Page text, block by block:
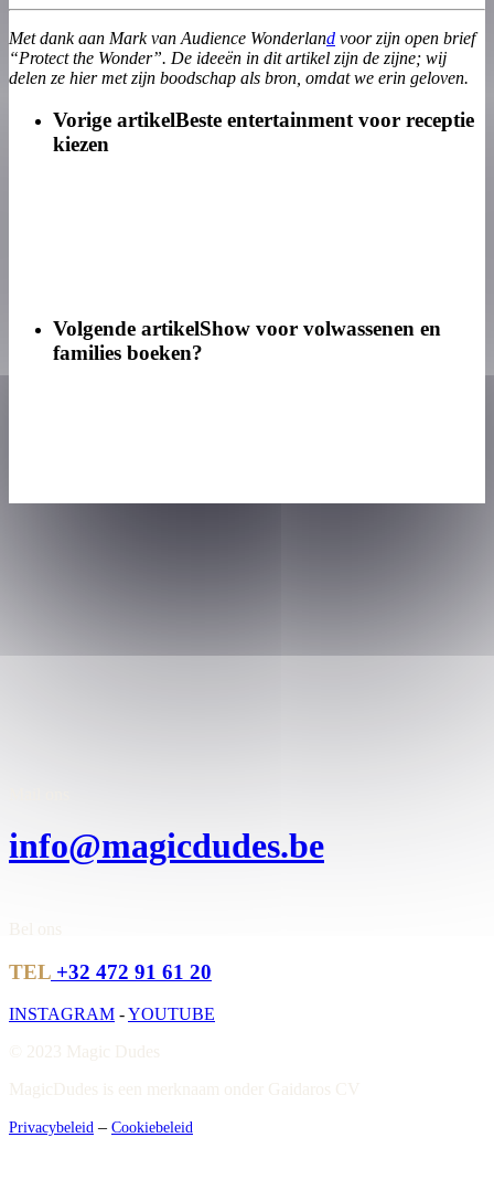
Met dank aan Mark van Audience Wonderland voor zijn open brief
“Protect the Wonder”. De ideeën in dit artikel zijn de zijne; wij
delen ze hier met zijn boodschap als bron, omdat we erin geloven.
Vorige artikelBeste entertainment voor receptie
kiezen
Volgende artikelShow voor volwassenen en
families boeken?
info@magicdudes.be
TEL +32 472 91 61 20
INSTAGRAM -YOUTUBE
© 2023 Magic Dudes
MagicDudes is een merknaam onder Gaidaros CV
Privacybeleid – Cookiebeleid